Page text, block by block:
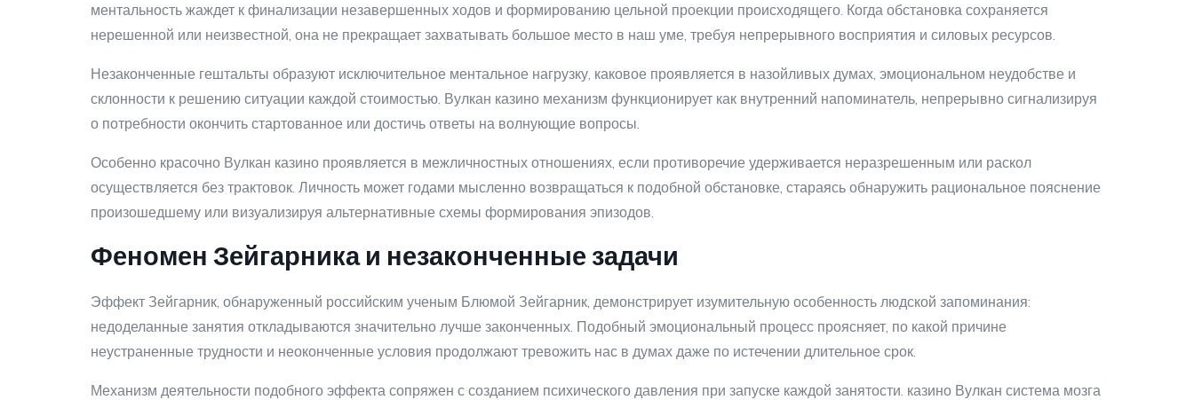
ментальность жаждет к финализации незавершенных ходов и формированию цельной проекции происходящего. Когда обстановка сохраняется
нерешенной или неизвестной, она не прекращает захватывать большое место в наш уме, требуя непрерывного восприятия и силовых ресурсов.
Незаконченные гештальты образуют исключительное ментальное нагрузку, каковое проявляется в назойливых думах, эмоциональном неудобстве и
склонности к решению ситуации каждой стоимостью. Вулкан казино механизм функционирует как внутренний напоминатель, непрерывно сигнализируя
о потребности окончить стартованное или достичь ответы на волнующие вопросы.
Особенно красочно Вулкан казино проявляется в межличностных отношениях, если противоречие удерживается неразрешенным или раскол
осуществляется без трактовок. Личность может годами мысленно возвращаться к подобной обстановке, стараясь обнаружить рациональное пояснение
произошедшему или визуализируя альтернативные схемы формирования эпизодов.
Феномен Зейгарника и незаконченные задачи
Эффект Зейгарник, обнаруженный российским ученым Блюмой Зейгарник, демонстрирует изумительную особенность людской запоминания:
недоделанные занятия откладываются значительно лучше законченных. Подобный эмоциональный процесс проясняет, по какой причине
неустраненные трудности и неоконченные условия продолжают тревожить нас в думах даже по истечении длительное срок.
Механизм деятельности подобного эффекта сопряжен с созданием психического давления при запуске каждой занятости. казино Вулкан система мозга